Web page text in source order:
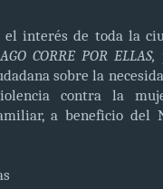
el interés de toda la
CORRE POR ELLAS,
sobre la
contra la
a beneficio del